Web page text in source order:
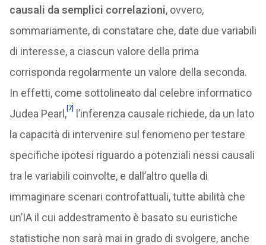
causali da semplici correlazioni, ovvero,
sommariamente, di constatare che, date due variabili
di interesse, a ciascun valore della prima
corrisponda regolarmente un valore della seconda.
In effetti, come sottolineato dal celebre informatico
Judea Pearl,[7]
l’inferenza causale richiede, da un lato
la capacità di intervenire sul fenomeno per testare
specifiche ipotesi riguardo a potenziali nessi causali
tra le variabili coinvolte, e dall’altro quella di
immaginare scenari controfattuali, tutte abilità che
un’IA il cui addestramento è basato su euristiche
statistiche non sarà mai in grado di svolgere, anche